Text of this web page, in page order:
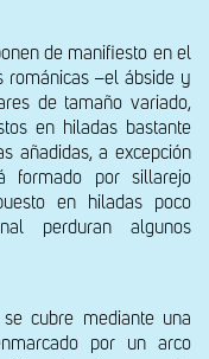
de manifiesto en el
románicas –el ábside y
de tamaño variado,
en hiladas bastante
añadidas, a excepción
formado por sillarejo
en hiladas poco
perduran algunos
cubre mediante una
por un arco